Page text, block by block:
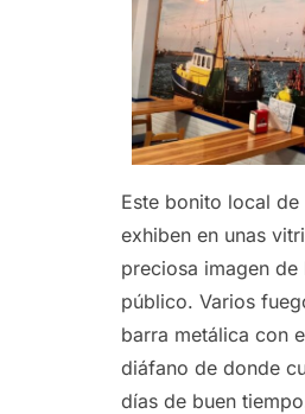
Este bonito local
exhiben en unas
preciosa imagen
público. Varios
barra metálica con
diáfano de donde
días de buen